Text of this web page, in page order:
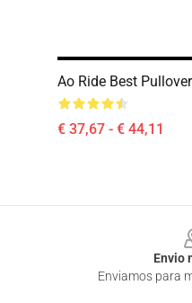
Ao Ride Best
€ 37,67 - € 44,11
Envio
Enviamos para